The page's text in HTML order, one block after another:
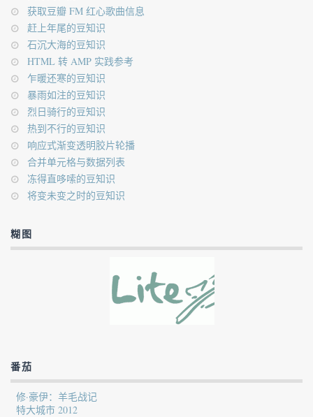
获取豆瓣 FM 红心歌曲信息
赶上年尾的豆知识
石沉大海的豆知识
HTML 转 AMP 实践参考
乍暖还寒的豆知识
暴雨如注的豆知识
烈日骑行的豆知识
热到不行的豆知识
响应式渐变透明胶片轮播
合并单元格与数据列表
冻得直哆嗦的豆知识
将变未变之时的豆知识
糊图
番茄
修·豪伊：羊毛战记
特大城市 2012